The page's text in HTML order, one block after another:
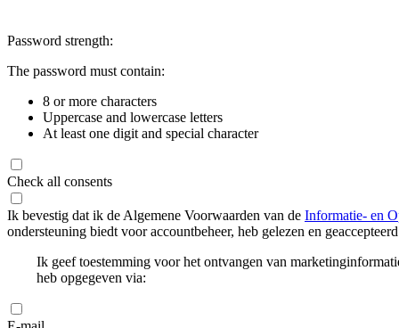
Password strength:
The password must contain:
8 or more characters
Uppercase and lowercase letters
At least one digit and special character
Check all consents
Ik bevestig dat ik de Algemene Voorwaarden van de Informatie- en
ondersteuning biedt voor accountbeheer, heb gelezen en
Ik geef toestemming voor het ontvangen van
heb opgegeven via: